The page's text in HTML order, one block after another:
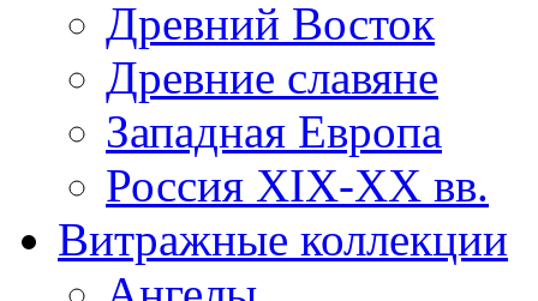
Древний Восток
Древние славяне
Западная Европа
Россия XIX-XX вв.
Витражные коллекции